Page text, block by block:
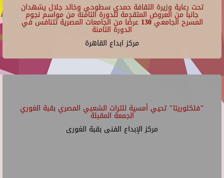
تحت رعاية وزيرة الثقافة حمدي سطوحي وخالد جلال يشهدان
جانبا من العروض المتقدمة للدورة الثامنة من مواسم نجوم
المسرح الجامعي 130 عرضًا من الجامعات المصرية تتنافس في
الدورة الثامنة
مركز ابداع القاهرة
"فلكلوريتا" تحيي أمسية للتراث الشعبي المصري بقبة الغوري
الجمعة المقبلة
مركز الإبداع الفنى بقبة الغورى